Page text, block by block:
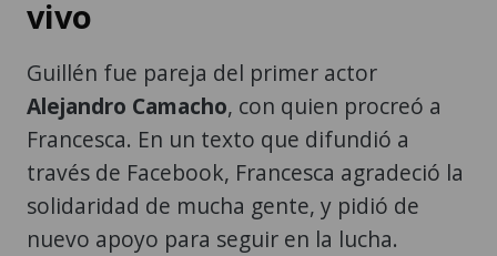
vivo
Guillén fue pareja del primer actor
Alejandro Camacho, con quien procreó a
Francesca. En un texto que difundió a
través de Facebook, Francesca agradeció la
solidaridad de mucha gente, y pidió de
nuevo apoyo para seguir en la lucha.